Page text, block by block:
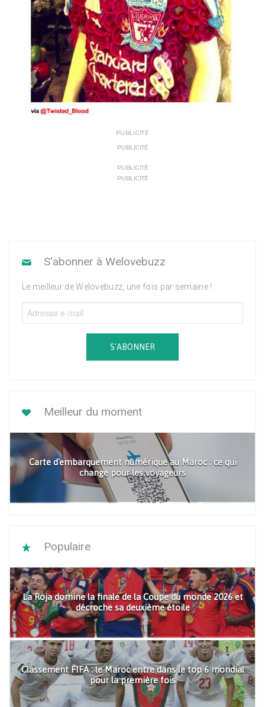
PUBLICITÉ
PUBLICITÉ
PUBLICITÉ
PUBLICITÉ
S'abonner à Welovebuzz
Le meilleur de Welovebuzz, une fois par semaine !
S'ABONNER
Meilleur du moment
Carte d'embarquement numérique au Maroc : ce qui
change pour les voyageurs
Populaire
La Roja domine la finale de la Coupe du monde 2026 et
décroche sa deuxième étoile
Classement FIFA : le Maroc entre dans le top 6 mondial
pour la première fois